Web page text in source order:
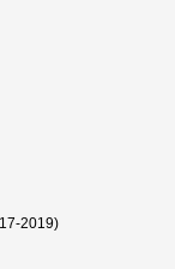
2019)